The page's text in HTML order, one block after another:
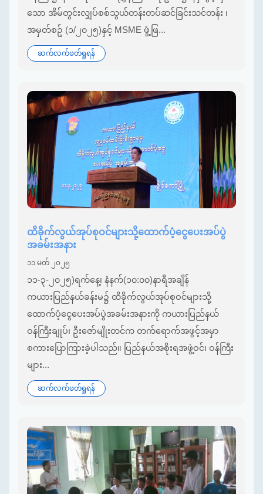
သော အိမ်တွင်းလျှပ်စစ်သွယ်တန်းတပ်ဆင်ခြင်းသင်တန်း ၊
အမှတ်စဥ် (၁/၂၀၂၅)နှင့် MSME ဖွံ့ဖြ...
ဆက်လက်ဖတ်ရှုရန်
ထိခိုက်လွယ်အုပ်စုဝင်များသို့ထောက်ပံ့ငွေပေးအပ်ပွဲ
အခမ်းအနား
၁၁ မတ် ၂၀၂၅
၁၁-၃-၂၀၂၅)ရက်နေ့၊ နံနက်(၁၀:၀၀)နာရီအချိန်
ကယားပြည်နယ်ခန်းမ၌ ထိခိုက်လွယ်အုပ်စုဝင်များသို့
ထောက်ပံ့ငွေပေးအပ်ပွဲအခမ်းအနားကို ကယားပြည်နယ်
ဝန်ကြီးချုပ်၊ ဦးဇော်မျိုးတင်က တက်ရောက်အဖွင့်အမှာ
စကားပြောကြားခဲ့ပါသည်။ ပြည်နယ်အစိုးရအဖွဲ့ဝင်၊ ဝန်ကြီး
များ...
ဆက်လက်ဖတ်ရှုရန်